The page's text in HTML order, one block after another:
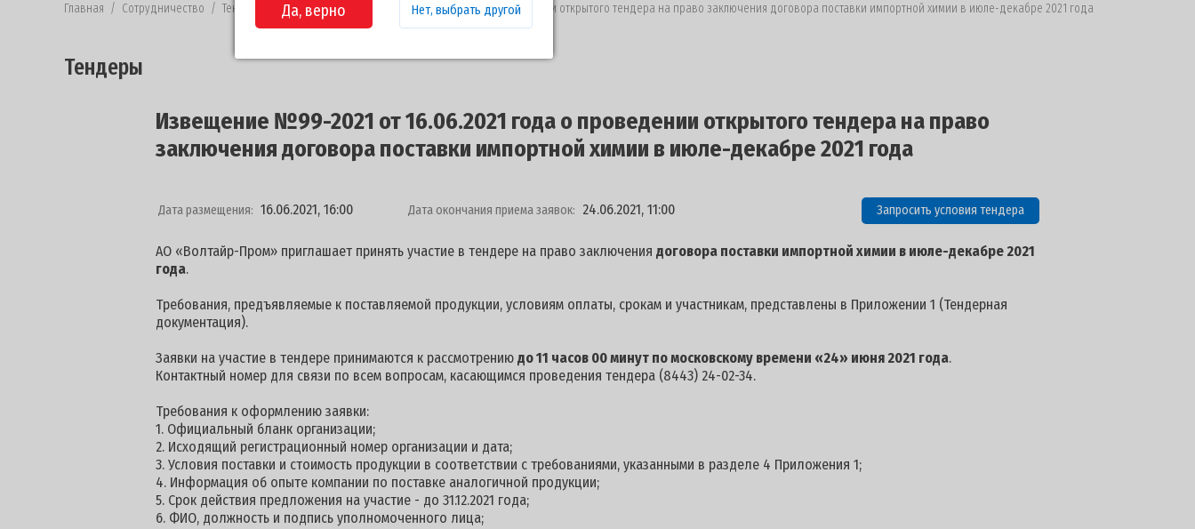
Да, верно Нет, выбрать другой
Главная / Сотрудничество / Тендеры Извещение №99-2021 от 16.06.2021 года о проведении открытого тендера на право заключения договора поставки импортной химии в июле-декабре 2021 года
Тендеры
Извещение №99-2021 от 16.06.2021 года о проведении открытого тендера на право
заключения договора поставки импортной химии в июле-декабре 2021 года
Дата размещения: 16.06.2021, 16:00 Дата окончания приема заявок: 24.06.2021, 11:00 Запросить условия тендера
АО «Волтайр-Пром» приглашает принять участие в тендере на право заключения договора поставки импортной химии в июле-декабре 2021
года.
Требования, предъявляемые к поставляемой продукции, условиям оплаты, срокам и участникам, представлены в Приложении 1 (Тендерная
документация).
Заявки на участие в тендере принимаются к рассмотрению до 11 часов 00 минут по московскому времени «24» июня 2021 года.
Контактный номер для связи по всем вопросам, касающимся проведения тендера (8443) 24-02-34.
Требования к оформлению заявки:
1. Официальный бланк организации;
2. Исходящий регистрационный номер организации и дата;
3. Условия поставки и стоимость продукции в соответствии с требованиями, указанными в разделе 4 Приложения 1;
4. Информация об опыте компании по поставке аналогичной продукции;
5. Срок действия предложения на участие - до 31.12.2021 года;
6. ФИО, должность и подпись уполномоченного лица;